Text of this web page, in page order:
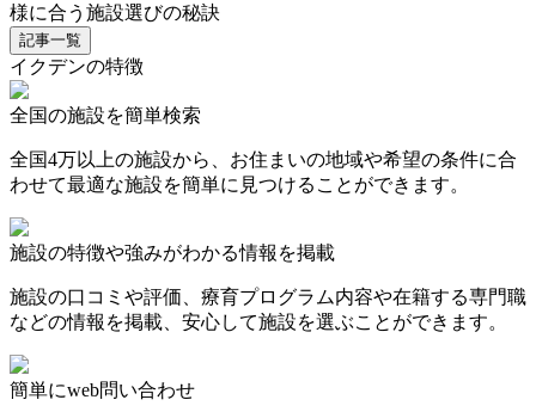
様に合う施設選びの秘訣
記事一覧
イクデンの特徴
全国の施設を簡単検索
全国4万以上の施設から、お住まいの地域や希望の条件に合
わせて最適な施設を簡単に見つけることができます。
施設の特徴や強みがわかる情報を掲載
施設の口コミや評価、療育プログラム内容や在籍する専門職
などの情報を掲載、安心して施設を選ぶことができます。
簡単にweb問い合わせ